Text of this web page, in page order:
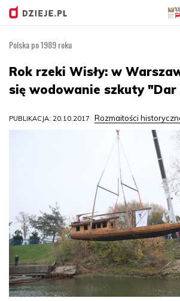
treści
Polska po 1989 roku
Rok rzeki Wisły: w
się wodowanie szkuty "Dar
PUBLIKACJA: 20.10.2017 Rozmaitości